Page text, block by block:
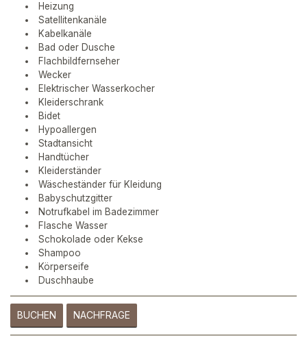
Heizung
Satellitenkanäle
Kabelkanäle
Bad oder Dusche
Flachbildfernseher
Wecker
Elektrischer Wasserkocher
Kleiderschrank
Bidet
Hypoallergen
Stadtansicht
Handtücher
Kleiderständer
Wäscheständer für Kleidung
Babyschutzgitter
Notrufkabel im Badezimmer
Flasche Wasser
Schokolade oder Kekse
Shampoo
Körperseife
Duschhaube
BUCHEN NACHFRAGE